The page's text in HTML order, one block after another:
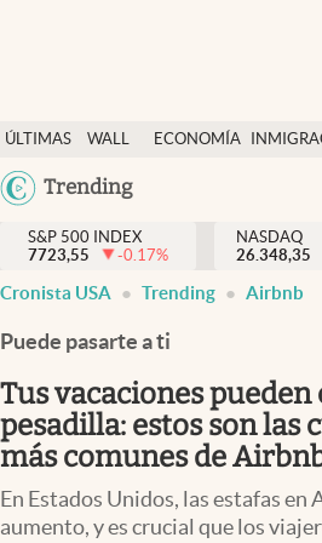
ÚLTIMAS
NOTICIAS
WALL
DÓLAR
ECONOMÍA
Trending
Finanzas y economía
Wall Street y dólar
Inmigración
Espiritual
Streaming
PC y mobile
S&P 500 INDEX
7723,55
-0.17%
NASDAQ
26.348,35
Cronista USA Trending Airbnb
Puede pasarte a ti
Tus vacaciones
pesadilla: estos son las
más comunes de
En Estados Unidos, las estafas en
aumento, y es crucial que los